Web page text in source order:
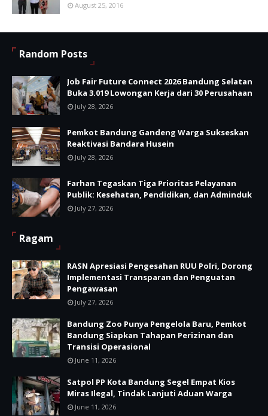
August 25, 2016
Random Posts
Job Fair Future Connect 2026 Bandung Selatan
Buka 3.019 Lowongan Kerja dari 30 Perusahaan
July 28, 2026
Pemkot Bandung Gandeng Warga Sukseskan
Reaktivasi Bandara Husein
July 28, 2026
Farhan Tegaskan Tiga Prioritas Pelayanan
Publik: Kesehatan, Pendidikan, dan Adminduk
July 27, 2026
Ragam
RASN Apresiasi Pengesahan RUU Polri, Dorong
Implementasi Transparan dan Penguatan
Pengawasan
July 27, 2026
Bandung Zoo Punya Pengelola Baru, Pemkot
Bandung Siapkan Tahapan Perizinan dan
Transisi Operasional
June 11, 2026
Satpol PP Kota Bandung Segel Empat Kios
Miras Ilegal, Tindak Lanjuti Aduan Warga
June 11, 2026